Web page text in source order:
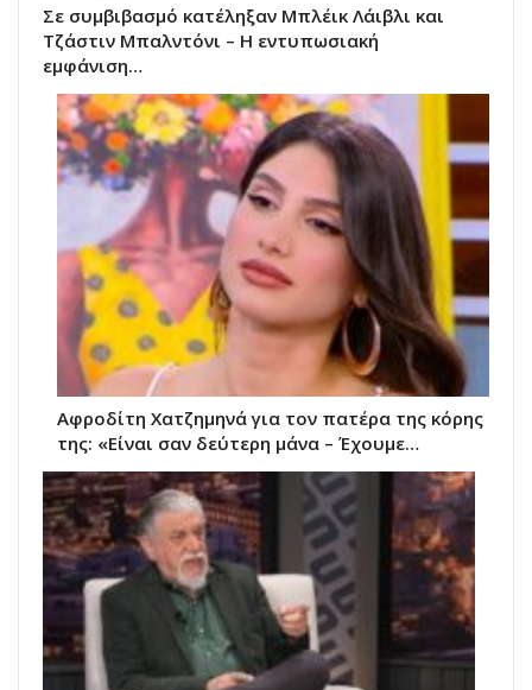
Σε συμβιβασμό κατέληξαν Μπλέικ Λάιβλι και
Τζάστιν Μπαλντόνι – Η εντυπωσιακή
εμφάνιση…
Αφροδίτη Χατζημηνά για τον πατέρα της κόρης
της: «Είναι σαν δεύτερη μάνα – Έχουμε…